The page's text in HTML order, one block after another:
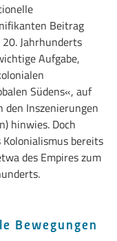
Beitrag
Jahrhunderts
Aufgabe,
Südens«, auf
Inszenierungen
hinwies. Doch
bereits
des Empires zum
Bewegungen